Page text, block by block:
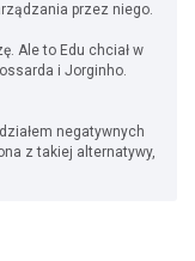
przez niego.
Ale to Edu chciał w
i Jorginho.
negatywnych
z takiej alternatywy,